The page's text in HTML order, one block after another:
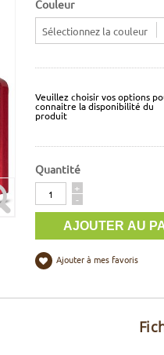
Couleur
Sélectionnez la couleur
Veuillez choisir vos options
connaitre la disponibilité du
produit
Quantité
Quantité
+
-
Ajouter à mes favoris